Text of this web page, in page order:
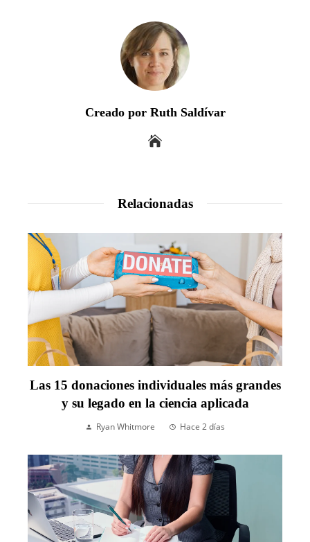
Creado por Ruth Saldívar
Relacionadas
Las 15 donaciones individuales más grandes
y su legado en la ciencia aplicada
Ryan Whitmore Hace 2 días